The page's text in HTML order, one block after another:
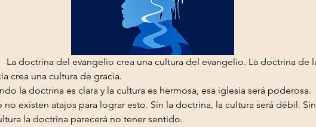
crea una cultura de gracia.
la doctrina es clara y la cultura es hermosa, esa iglesia será poderosa.
no existen atajos para lograr esto. Sin la doctrina, la cultura será débil. Sin
la doctrina parecerá no tener sentido.